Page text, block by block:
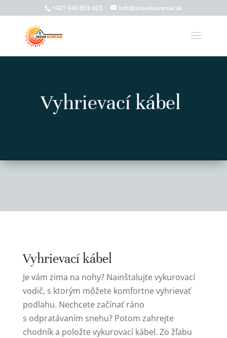
+421 940 603 603 info@inovakurenie.sk
Vyhrievací kábel
Vyhrievací kábel
Je vám zima na nohy? Nainštalujte vykurovací
vodič, s ktorým môžete komfortne vyhrievať
podlahu. Nechcete začínať ráno
s odpratávaním snehu? Potom zahrejte
chodník a položte vykurovací kábel. Zo žľabu